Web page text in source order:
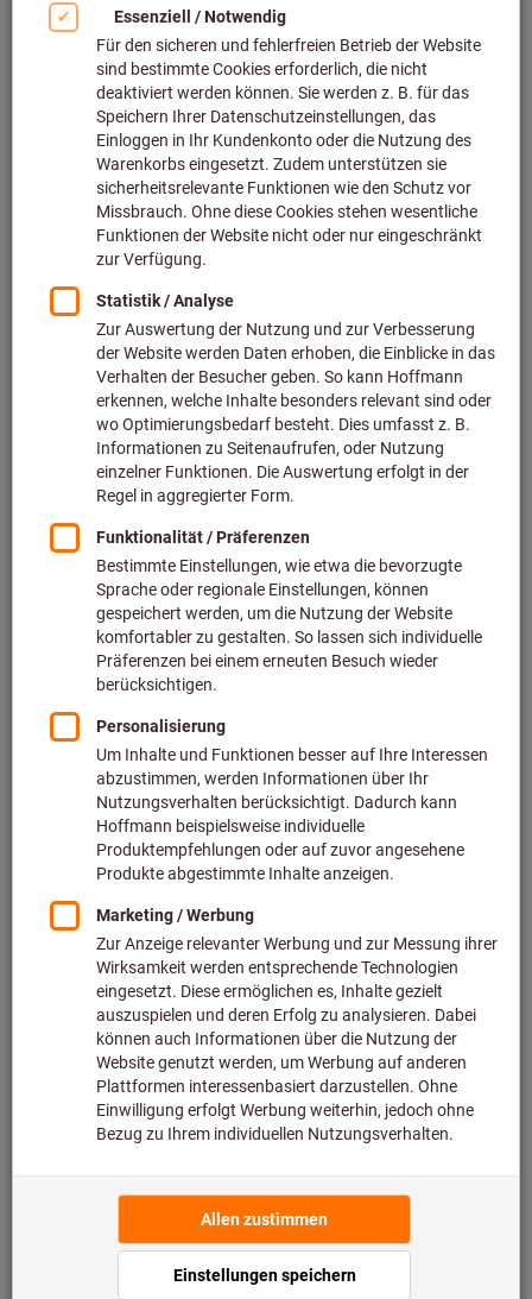
Drehverfahren auf einen
Blick
Beim Drehen geht es im Wesentlichen darum, ein rotierendes
Werkstück mithilfe eines Werkzeugs so zu bearbeiten, dass
es am Ende der gewünschten Form und Größe entspricht.
Dabei kommen – je nach geforderten Eigenschaften – ganz
unterschiedliche Verfahren zum Einsatz. Der erste
Fertigungsschritt auf dem Weg zum perfekten Drehteil ist
aber fast immer das Längsdrehen und Plandrehen. Die
beiden Drehverfahren erlauben es uns, das Drehteil in
seinem Durchmesser und seiner Länge auf die gewünschten
Bauteilabmessungen zu fertigen. Erst im Anschluss erfolgt
die weiterführende Bearbeitung des Bauteils, etwa durch das
Feindrehen, Stechdrehen, Rändeln, Glattwalzen oder
Gewindedrehen.
Das Ausgangs-Werkstück, meist ein zylindrisches Bauteil,
wird also zunächst auf die gewünschten Maße zugestellt.
Dabei wird im ersten Schritt eine plane Stirnseite zugestellt,
wobei sich das Werkzeugsenkrecht zur Drehachsebewegt
(Plandrehen). Um den Durchmesser des Bauteils zu
verändern, wird im Anschluss das Längsdrehen verwendet.
Werkstücks. Meist wird hier der gewünschte
Außendurchmesser hergestellt (Außendrehen), bei Rohren
oder Bohrungen kann allerdings auch der Innendurchmesser
bearbeitet werden (Innendrehen). Im Anschluss kann das
Werkstück wahlweise abgestochen werden oder
umgespannt und auf der noch unbearbeiteten Stirnseite auf
die gewünschte Gesamtlänge plangedreht.
Die hier beschriebenen Drehverfahren – also das
Längsdrehen und Plandrehen – sind der erste und wichtigste
Schritt, damit die Bauteile später ihre Funktion erfüllen
können. Zu den typischen Drehteilen aus Metall gehören
etwa Bolzen, Achsen, Wellen oder Flansche, die wichtige und
sicherheitsrelevante Funktionen in mechanischen
Baugruppen übernehmen. In diesem Beitrag erklären wir in
Ihnen einige wichtige Praxistipps und Faustformeln für die
Drehmaschine mit auf den Weg.